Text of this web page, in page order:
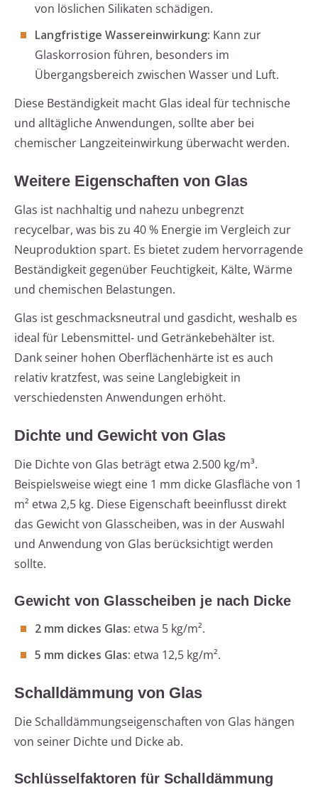
von löslichen Silikaten schädigen.
Langfristige Wassereinwirkung: Kann zur
Glaskorrosion führen, besonders im
Übergangsbereich zwischen Wasser und Luft.
Diese Beständigkeit macht Glas ideal für technische
und alltägliche Anwendungen, sollte aber bei
chemischer Langzeiteinwirkung überwacht werden.
Weitere Eigenschaften von Glas
Glas ist nachhaltig und nahezu unbegrenzt
recycelbar, was bis zu 40 % Energie im Vergleich zur
Neuproduktion spart. Es bietet zudem hervorragende
Beständigkeit gegenüber Feuchtigkeit, Kälte, Wärme
und chemischen Belastungen.
Glas ist geschmacksneutral und gasdicht, weshalb es
ideal für Lebensmittel- und Getränkebehälter ist.
Dank seiner hohen Oberflächenhärte ist es auch
relativ kratzfest, was seine Langlebigkeit in
verschiedensten Anwendungen erhöht.
Dichte und Gewicht von Glas
Die Dichte von Glas beträgt etwa 2.500 kg/m³.
Beispielsweise wiegt eine 1 mm dicke Glasfläche von 1
m² etwa 2,5 kg. Diese Eigenschaft beeinflusst direkt
das Gewicht von Glasscheiben, was in der Auswahl
und Anwendung von Glas berücksichtigt werden
sollte.
Gewicht von Glasscheiben je nach Dicke
2 mm dickes Glas: etwa 5 kg/m².
5 mm dickes Glas: etwa 12,5 kg/m².
Schalldämmung von Glas
Die Schalldämmungseigenschaften von Glas hängen
von seiner Dichte und Dicke ab.
Schlüsselfaktoren für Schalldämmung